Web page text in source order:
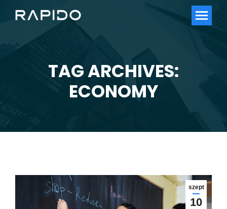
TAG ARCHIVES:
ECONOMY
You are here:
szept
10